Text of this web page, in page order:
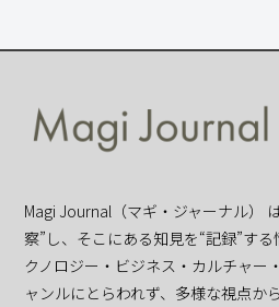
Magi Journal（マギ・ジャーナル）
察”し、そこにある知見を“記録”す
クノロジー・ビジネス・カルチャー
ャンルにとらわれず、多様な視点か